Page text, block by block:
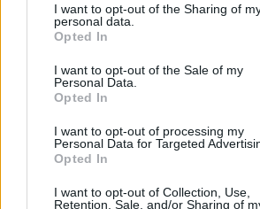
I want to opt-out of the Sharing of
personal data.
Opted In
I want to opt-out of the Sale of my
Personal Data.
Opted In
I want to opt-out of processing my
Personal Data for Targeted
Opted In
I want to opt-out of Collection, Use,
Retention, Sale, and/or Sharing of
του παράγγελναν, για να βγάλει
Υπάρχουν στον Άνω Βόλο
καφενέδες στη Λέσβο, μπακάλικα
διάφορα μέρη που δείχνουν το
σώζουνται ακόμη. Ο κόσμος τον
έκαναν μάλιστα και αστεία τόσο
και του ‘σπασαν ένα δυο κόκαλα.